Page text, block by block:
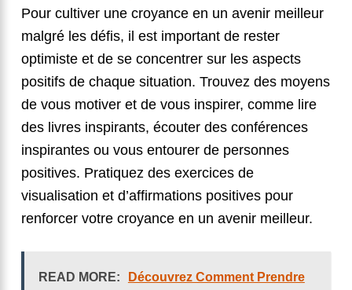
Pour cultiver une croyance en un avenir meilleur
malgré les défis, il est important de rester
optimiste et de se concentrer sur les aspects
positifs de chaque situation. Trouvez des moyens
de vous motiver et de vous inspirer, comme lire
des livres inspirants, écouter des conférences
inspirantes ou vous entourer de personnes
positives. Pratiquez des exercices de
visualisation et d’affirmations positives pour
renforcer votre croyance en un avenir meilleur.
READ MORE:
Découvrez Comment Prendre